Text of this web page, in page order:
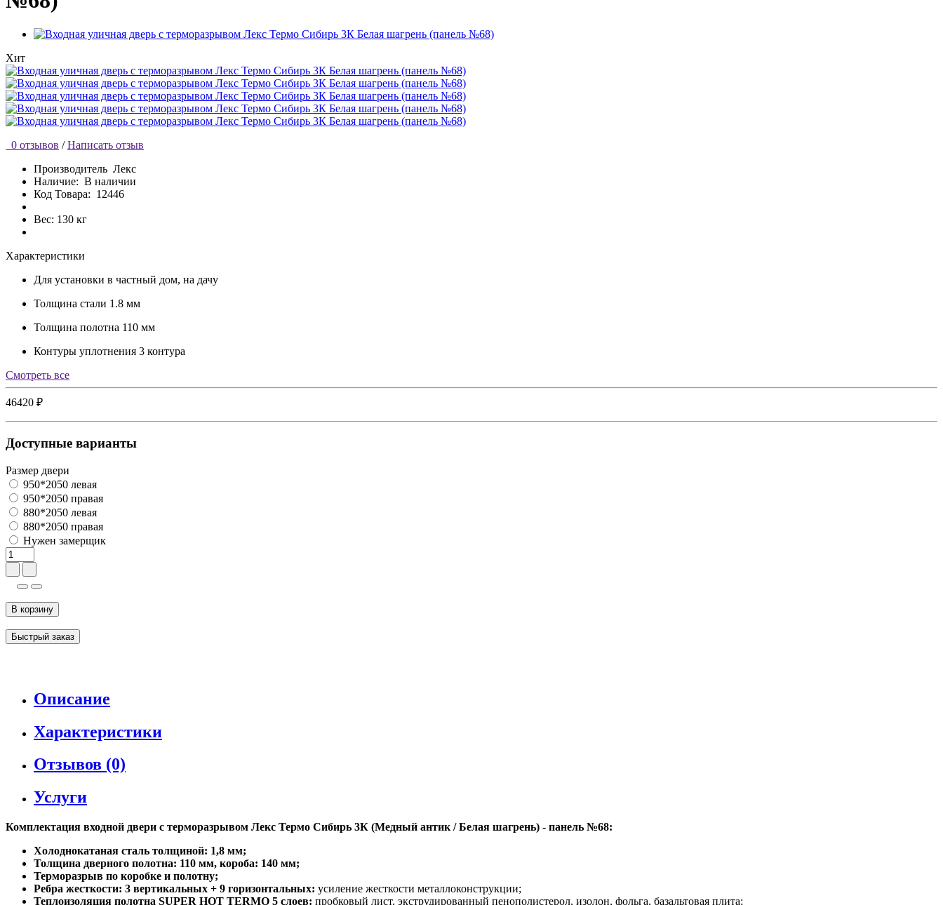
Хит
0 отзывов / Написать отзыв
Производитель Лекс
Наличие: В наличии
Код Товара: 12446
Вес: 130 кг
Характеристики
Для установки в частный дом, на дачу
Толщина стали 1.8 мм
Толщина полотна 110 мм
Контуры уплотнения 3 контура
Cмотреть все
46420 ₽
Доступные варианты
Размер двери
950*2050 левая
950*2050 правая
880*2050 левая
880*2050 правая
Нужен замерщик
В корзину
Быстрый заказ
Описание
Характеристики
Отзывов (0)
Услуги
Комплектация входной двери с терморазрывом Лекс Термо Сибирь 3К (Медный антик / Белая шагрень) - панель №68:
Холоднокатаная сталь толщиной: 1,8 мм;
Толщина дверного полотна: 110 мм, короба: 140 мм;
Терморазрыв по коробке и полотну;
Ребра жесткости: 3 вертикальных + 9 горизонтальных: усиление жесткости металлоконструкции;
Теплоизоляция полотна SUPER НОТ ТЕRМО 5 слоев: пробковый лист, экструдированный пенополистерол, изолон, фольга, базальтовая плита;